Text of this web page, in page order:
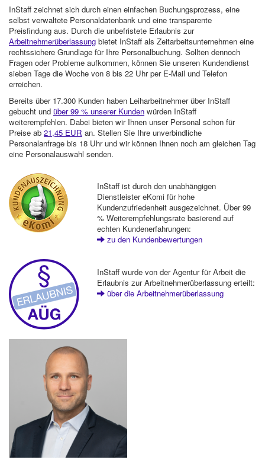
InStaff zeichnet sich durch einen einfachen Buchungsprozess, eine
selbst verwaltete Personaldatenbank und eine transparente
Preisfindung aus. Durch die unbefristete Erlaubnis zur
Arbeitnehmerüberlassung bietet InStaff als Zeitarbeitsunternehmen eine
rechtssichere Grundlage für Ihre Personalbuchung. Sollten dennoch
Fragen oder Probleme aufkommen, können Sie unseren Kundendienst
sieben Tage die Woche von 8 bis 22 Uhr per E-Mail und Telefon
erreichen.
Bereits über 17.300 Kunden haben Leiharbeitnehmer über InStaff
gebucht und über 99 % unserer Kunden würden InStaff
weiterempfehlen. Dabei bieten wir Ihnen unser Personal schon für
Preise ab 21,45 EUR an. Stellen Sie Ihre unverbindliche
Personalanfrage bis 18 Uhr und wir können Ihnen noch am gleichen Tag
eine Personalauswahl senden.
InStaff ist durch den unabhängigen
Dienstleister eKomi für hohe
Kundenzufriedenheit ausgezeichnet. Über 99
% Weiterempfehlungsrate basierend auf
echten Kundenerfahrungen:
zu den Kundenbewertungen
InStaff wurde von der Agentur für Arbeit die
Erlaubnis zur Arbeitnehmerüberlassung erteilt:
über die Arbeitnehmerüberlassung